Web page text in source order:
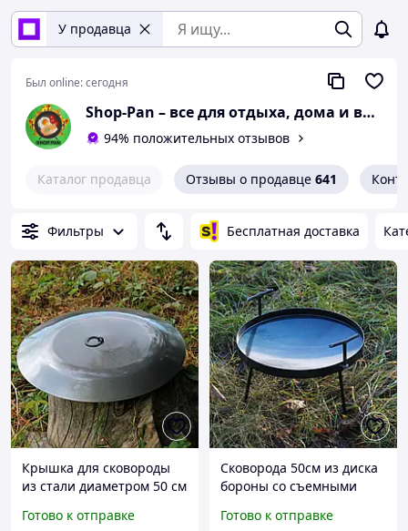
У продавца
Был online:сегодня
Shop-Pan – все для отдыха, дома и вдохновения!
94% положительных отзывов
Каталог продавца Отзывы о продавце 641
Фильтры Бесплатная доставка
Крышка для сковороды
из стали диаметром 50 см
Готово к отправке
Сковорода 50см из диска
бороны со съемными
Готово к отправке